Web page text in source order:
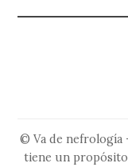
© Va de nefrología
tiene un